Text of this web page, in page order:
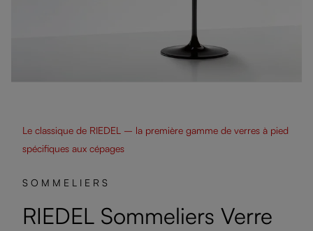
Le classique de RIEDEL – la première gamme de verres à pied
spécifiques aux cépages
SOMMELIERS
RIEDEL Sommeliers Verre